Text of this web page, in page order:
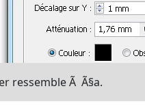
ressemble Ã Ã§a.